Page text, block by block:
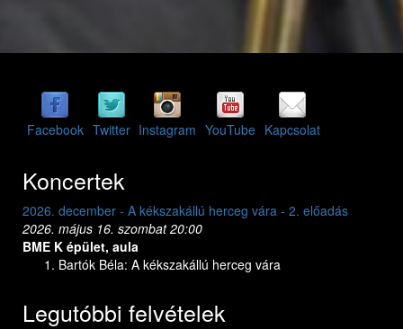
Facebook Twitter Instagram YouTube Kapcsolat
Koncertek
2026. december - A kékszakállú herceg vára - 2. előadás
2026. május 16. szombat 20:00
BME K épület, aula
Bartók Béla: A kékszakállú herceg vára
Legutóbbi felvételek